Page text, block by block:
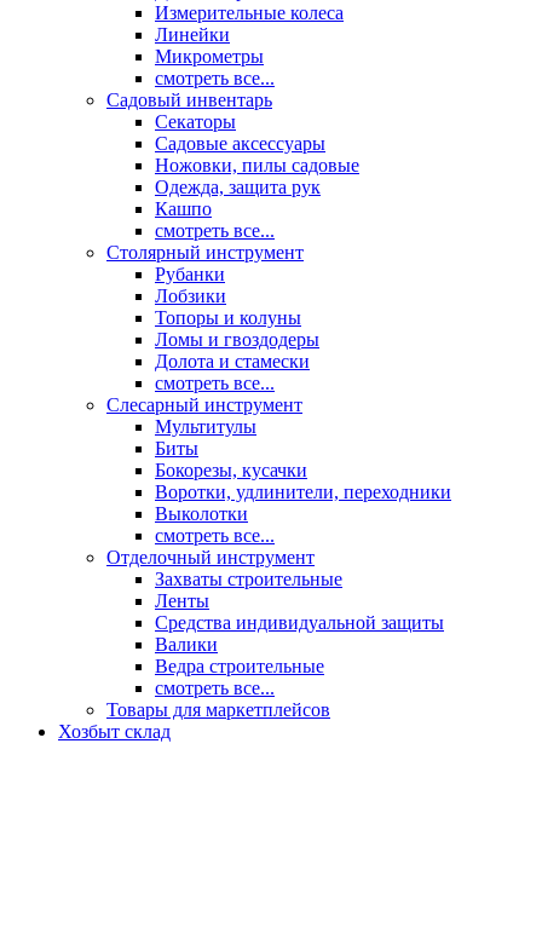
Измерительные колеса
Линейки
Микрометры
смотреть все...
Садовый инвентарь
Секаторы
Садовые аксессуары
Ножовки, пилы садовые
Одежда, защита рук
Кашпо
смотреть все...
Столярный инструмент
Рубанки
Лобзики
Топоры и колуны
Ломы и гвоздодеры
Долота и стамески
смотреть все...
Слесарный инструмент
Мультитулы
Биты
Бокорезы, кусачки
Воротки, удлинители, переходники
Выколотки
смотреть все...
Отделочный инструмент
Захваты строительные
Ленты
Средства индивидуальной защиты
Валики
Ведра строительные
смотреть все...
Товары для маркетплейсов
Хозбыт склад